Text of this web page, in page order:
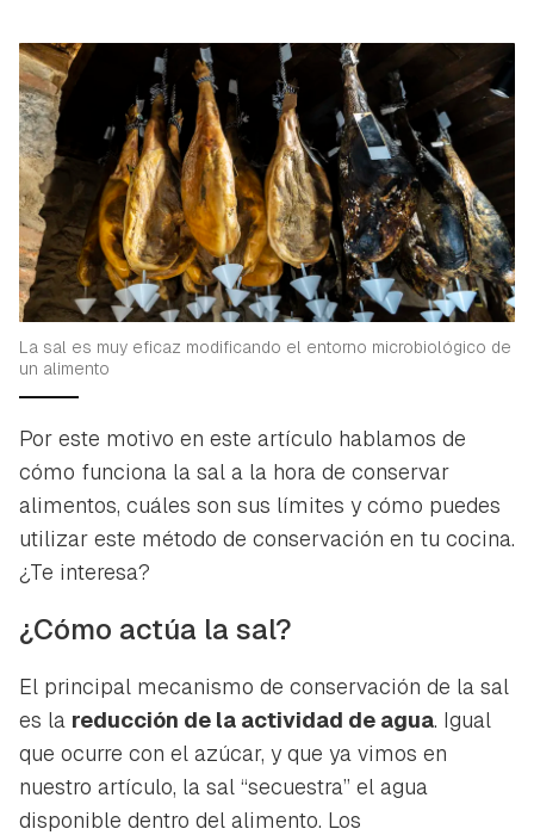
La sal es muy eficaz modificando el entorno microbiológico de
un alimento
Por este motivo en este artículo hablamos de
cómo funciona la sal a la hora de conservar
alimentos, cuáles son sus límites y cómo puedes
utilizar este método de conservación en tu cocina.
¿Te interesa?
¿Cómo actúa la sal?
El principal mecanismo de conservación de la sal
es la reducción de la actividad de agua. Igual
que ocurre con el azúcar, y que ya vimos en
nuestro artículo, la sal “secuestra” el agua
disponible dentro del alimento. Los